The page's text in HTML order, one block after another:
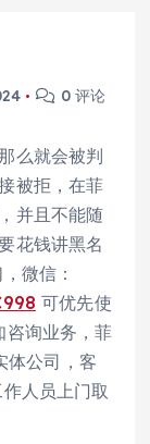
0 评论
么就会被判
被拒，在菲
并且不能随
花钱讲黑名
微信：
可优先使
咨询业务，菲
体公司，客
人员上门取